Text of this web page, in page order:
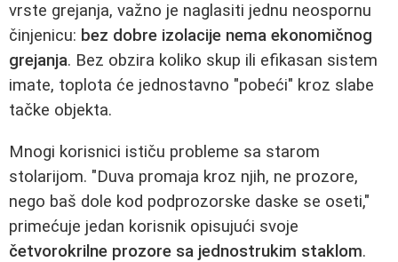
vrste grejanja, važno je naglasiti jednu neospornu
činjenicu: bez dobre izolacije nema ekonomičnog
grejanja. Bez obzira koliko skup ili efikasan sistem
imate, toplota će jednostavno "pobeći" kroz slabe
tačke objekta.
Mnogi korisnici ističu probleme sa starom
stolarijom. "Duva promaja kroz njih, ne prozore,
nego baš dole kod podprozorske daske se oseti,"
primećuje jedan korisnik opisujući svoje
četvorokrilne prozore sa jednostrukim staklom.